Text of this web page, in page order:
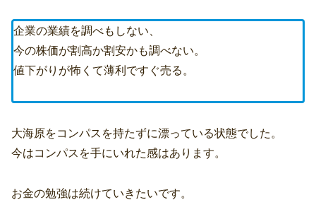
企業の業績を調べもしない、
今の株価が割高か割安かも調べない。
値下がりが怖くて薄利ですぐ売る。
大海原をコンパスを持たずに漂っている状態でした。
今はコンパスを手にいれた感はあります。
お金の勉強は続けていきたいです。